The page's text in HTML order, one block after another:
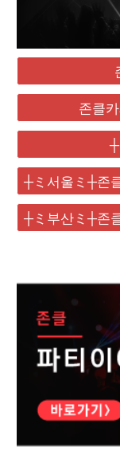
존클
┼ミ서울ミ┼존
┼ミ부산ミ┼존